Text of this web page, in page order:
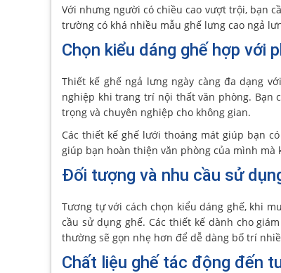
Với nhưng người có chiều cao vượt trội, bạn
trường có khá nhiều mẫu ghế lưng cao ngả
Chọn kiểu dáng ghế hợp với
Thiết kế ghế ngả lưng ngày càng đa dạng
nghiệp khi trang trí nội thất văn phòng. Bạn
trọng và chuyên nghiệp cho không gian.
Các thiết kế ghế lưới thoáng mát giúp bạn
giúp bạn hoàn thiện văn phòng của mình
Đối tượng và nhu cầu sử
Tương tự với cách chọn kiểu dáng ghế, khi
cầu sử dụng ghế. Các thiết kế dành cho
thường sẽ gọn nhẹ hơn để dễ dàng bố trí
Chất liệu ghế tác động đến